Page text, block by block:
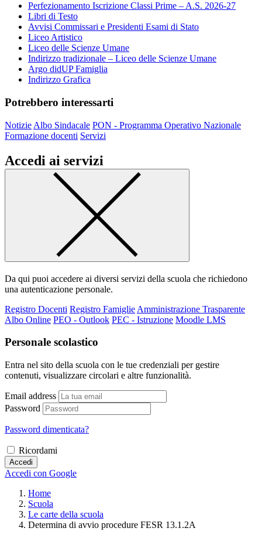
Perfezionamento Iscrizione Classi Prime – A.S. 2026-27
Libri di Testo
Avvisi Commissari e Presidenti Esami di Stato
Liceo Artistico
Liceo delle Scienze Umane
Indirizzo tradizionale – Liceo delle Scienze Umane
Argo didUP Famiglia
Indirizzo Grafica
Potrebbero interessarti
Notizie Albo Sindacale PON - Programma Operativo Nazionale
Formazione docenti Servizi
Accedi ai servizi
Da qui puoi accedere ai diversi servizi della scuola che richiedono
una autenticazione personale.
Registro Docenti Registro Famiglie Amministrazione Trasparente
Albo Online PEO - Outlook PEC - Istruzione Moodle LMS
Personale scolastico
Entra nel sito della scuola con le tue credenziali per gestire
contenuti, visualizzare circolari e altre funzionalità.
Email address
Password
Password dimenticata?
Ricordami
Accedi
Accedi con Google
Home
Scuola
Le carte della scuola
Determina di avvio procedure FESR 13.1.2A